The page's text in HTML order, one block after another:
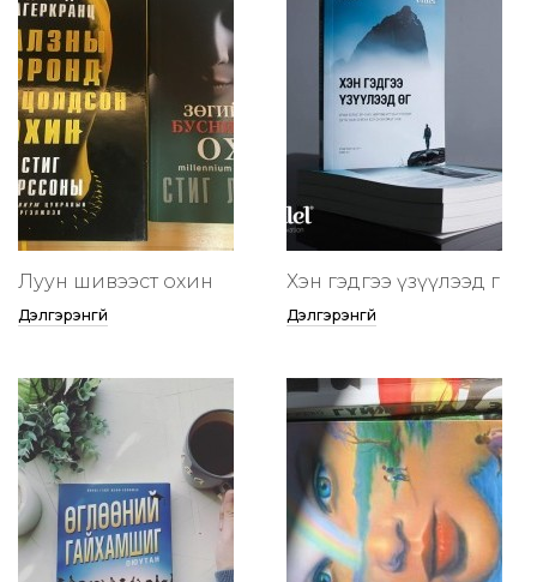
Луун шивээст охин
Дэлгэрэнгүй
Хэн гэдгээ үзүүлээд өг
Дэлгэрэнгүй